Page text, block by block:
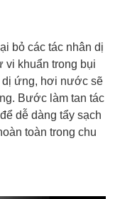
bỏ các tác nhân dị
vi khuẩn trong bụi
dị ứng, hơi nước sẽ
Bước làm tan tác
dễ dàng tẩy sạch
toàn trong chu